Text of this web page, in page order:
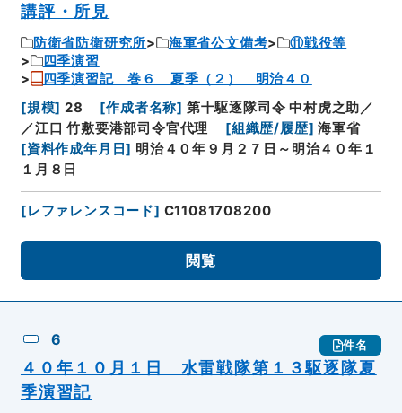
講評・所見
防衛省防衛研究所 海軍省公文備考
⑪戦役等
四季演習
四季演習記 巻６ 夏季（２） 明治４０
[規模] 28 [作成者名称] 第十駆逐隊司令 中村虎之助／
／江口 竹敷要港部司令官代理
[組織歴/履歴] 海軍省
[資料作成年月日] 明治４０年９月２７日～明治４０年１
１月８日
[レファレンスコード] C11081708200
閲覧
6 件名
４０年１０月１日 水雷戦隊第１３駆逐隊夏
季演習記